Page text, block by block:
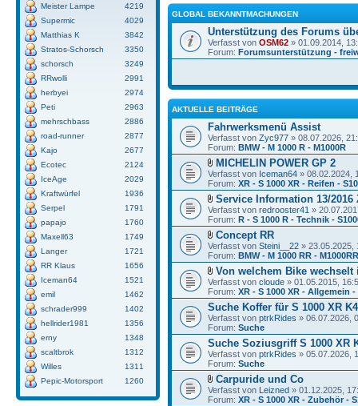
Meister Lampe
4219
Supermic
4029
Matthias K
3842
Stratos-Schorsch
3350
schorsch
3249
RRwolli
2991
herbyei
2974
Peti
2963
mehrschbass
2886
road-runner
2877
Kajo
2677
Ecotec
2124
IceAge
2029
Kraftwürfel
1936
Serpel
1791
papajo
1760
Maxell63
1749
Langer
1721
RR Klaus
1656
Iceman64
1521
emil
1462
schrader999
1402
hellrider1981
1356
erny
1348
scaltbrok
1312
Willes
1311
Pepic-Motorsport
1260
GLOBAL BEKANNTMACHUNGEN
Unterstützung des Forums
Verfasst von OSM62 » 01.09.2014,
Forum: Forumsunterstützung -
AKTUELLE BEITRÄGE
Fahrwerksmenü Assist
Verfasst von Zyc977 » 08.07.2026,
Forum: BMW - M 1000 R - M1000R
MICHELIN POWER GP 2
Verfasst von Iceman64 » 08.02.2024,
Forum: XR - S 1000 XR - Reifen -
Service Information 13/2016
Verfasst von redrooster41 »
Forum: R - S 1000 R - Technik -
Concept RR
Verfasst von Steini__22 » 23.05.2025,
Forum: BMW - M 1000 RR - M1000RR
Von welchem Bike
Verfasst von cloude » 01.05.2015,
Forum: XR - S 1000 XR - Allgemein -
Suche Koffer für S 1000 XR
Verfasst von ptrkRides » 06.07.2026,
Forum: Suche
Suche Soziusgriff S 1000 XR
Verfasst von ptrkRides » 05.07.2026,
Forum: Suche
Carpuride und Co
Verfasst von Leizned » 01.12.2025,
Forum: XR - S 1000 XR - Zubehör -